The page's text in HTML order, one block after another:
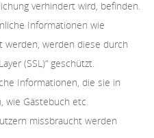
verhindert wird, befinden.
Informationen wie
werden diese durch
(SSL)“ geschützt.
Informationen, die sie in
wie Gästebuch etc.
missbraucht werden